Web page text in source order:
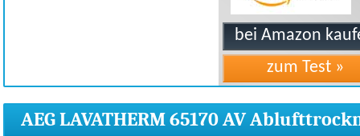
AEG LAVATHERM 65170 AV